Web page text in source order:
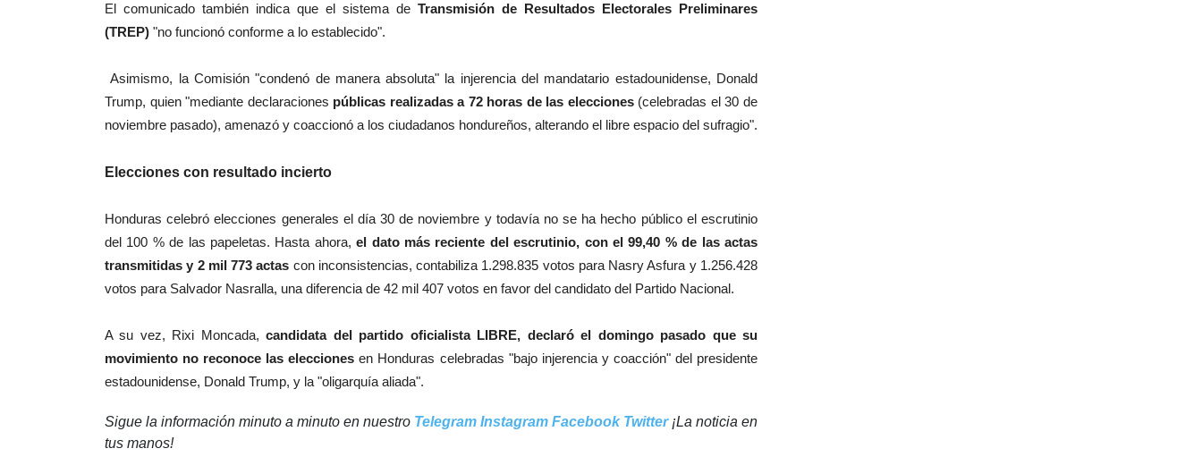
El comunicado también indica que el sistema de Transmisión de Resultados Electorales Preliminares
(TREP) "no funcionó conforme a lo establecido".
Asimismo, la Comisión "condenó de manera absoluta" la injerencia del mandatario estadounidense, Donald
Trump, quien "mediante declaraciones públicas realizadas a 72 horas de las elecciones(celebradas el 30 de
noviembre pasado), amenazó y coaccionó a los ciudadanos hondureños, alterando el libre espacio del sufragio".
Elecciones con resultado incierto
Honduras celebró elecciones generales el día 30 de noviembre y todavía no se ha hecho público el escrutinio
del 100 % de las papeletas. Hasta ahora, el dato más reciente del escrutinio, con el 99,40 % de las actas
transmitidas y 2 mil 773 actas con inconsistencias, contabiliza 1.298.835 votos para Nasry Asfura y 1.256.428
votos para Salvador Nasralla, una diferencia de 42 mil 407 votos en favor del candidato del Partido Nacional.
A su vez, Rixi Moncada, candidata del partido oficialista LIBRE, declaró el domingo pasado que su
movimiento no reconoce las eleccionesen Honduras celebradas "bajo injerencia y coacción" del presidente
estadounidense, Donald Trump, y la "oligarquía aliada".
Sigue la información minuto a minuto en nuestro Telegram Instagram Facebook Twitter¡La noticia en
tus manos!